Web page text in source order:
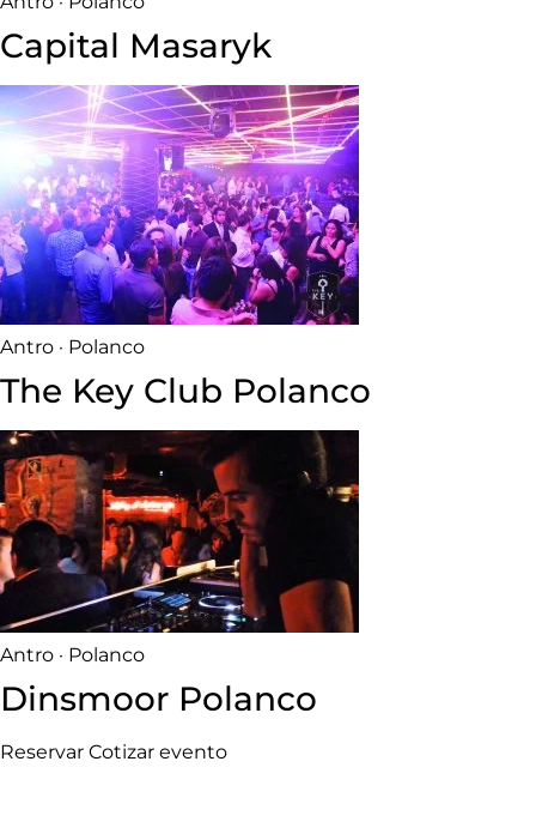
Capital Masaryk
Antro · Polanco
The Key Club Polanco
Antro · Polanco
Dinsmoor Polanco
Reservar Cotizar evento